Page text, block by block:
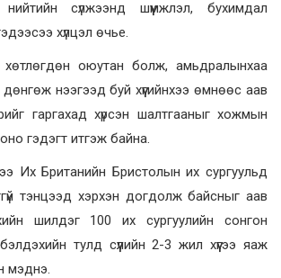
сүлжээнд шүүмжлэл, бухимдал
хүлцэл өчье.
хөтлөгдөн оюутан болж, амьдралынхаа
нээгээд буй хүүгийнхээ өмнөөс аав
гаргахад хүрсэн шалтгааныг хожмын
гэдэгт итгэж байна.
Их Британийн Бристолын их сургуульд
тэнцээд хэрхэн догдолж байсныг аав
шилдэг 100 их сургуулийн сонгон
тулд сүүлийн 2-3 жил хүүгээ яаж
мэднэ.